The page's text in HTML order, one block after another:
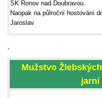
SK Ronov nad Doubravou.
Naopak na půlroční hostování
Jaroslav
.
Mužstvo
jarní